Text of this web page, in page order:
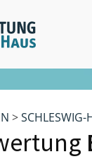
>SCHLESWIG-